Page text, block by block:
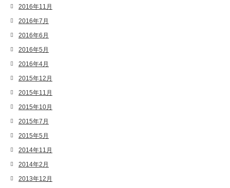
2016年11月
2016年7月
2016年6月
2016年5月
2016年4月
2015年12月
2015年11月
2015年10月
2015年7月
2015年5月
2014年11月
2014年2月
2013年12月